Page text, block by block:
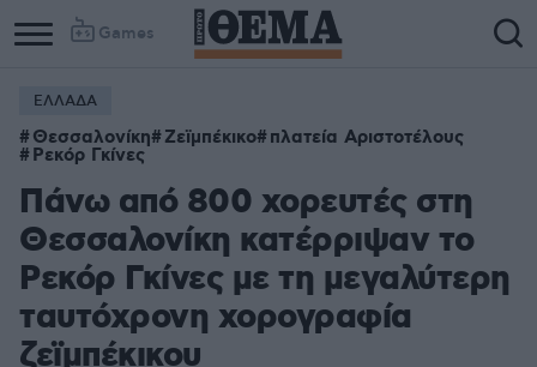
Games
ΕΛΛΑΔΑ
Θεσσαλονίκη Ζεϊμπέκικο πλατεία Αριστοτέλους
Ρεκόρ Γκίνες
Πάνω από 800 χορευτές στη
Θεσσαλονίκη κατέρριψαν το
Ρεκόρ Γκίνες με τη μεγαλύτερη
ταυτόχρονη χορογραφία
ζεϊμπέκικου